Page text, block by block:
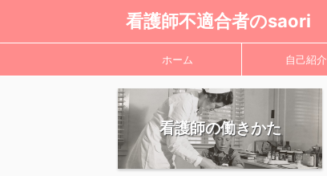
看護師不適合者のsaori
ホーム 自己紹介
看護師の働きかた